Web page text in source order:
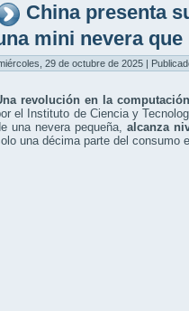
China presenta
mini nevera
29 de octubre de 2025 |
revolución en la
el Instituto de Ciencia y
una nevera pequeña,alcanza
una décima parte del consumo